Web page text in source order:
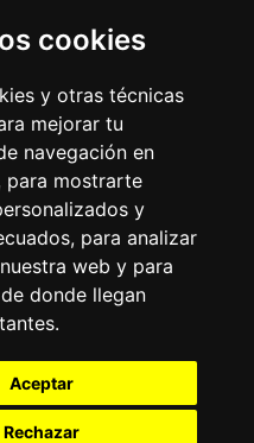
cookies
y otras técnicas
mejorar tu
navegación en
para mostrarte
y
para analizar
web y para
donde llegan
Aceptar
Rechazar